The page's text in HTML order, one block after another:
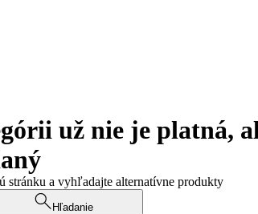
už nie je platná,
stránku a vyhľadajte alternatívne produkty
Hľadanie